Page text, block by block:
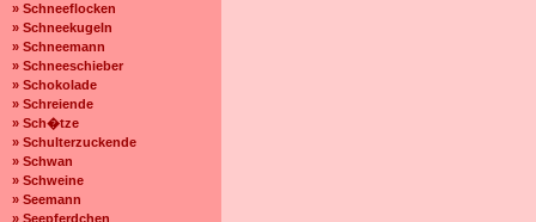
» Schneeflocken
» Schneekugeln
» Schneemann
» Schneeschieber
» Schokolade
» Schreiende
» Sch�tze
» Schulterzuckende
» Schwan
» Schweine
» Seemann
» Seepferdchen